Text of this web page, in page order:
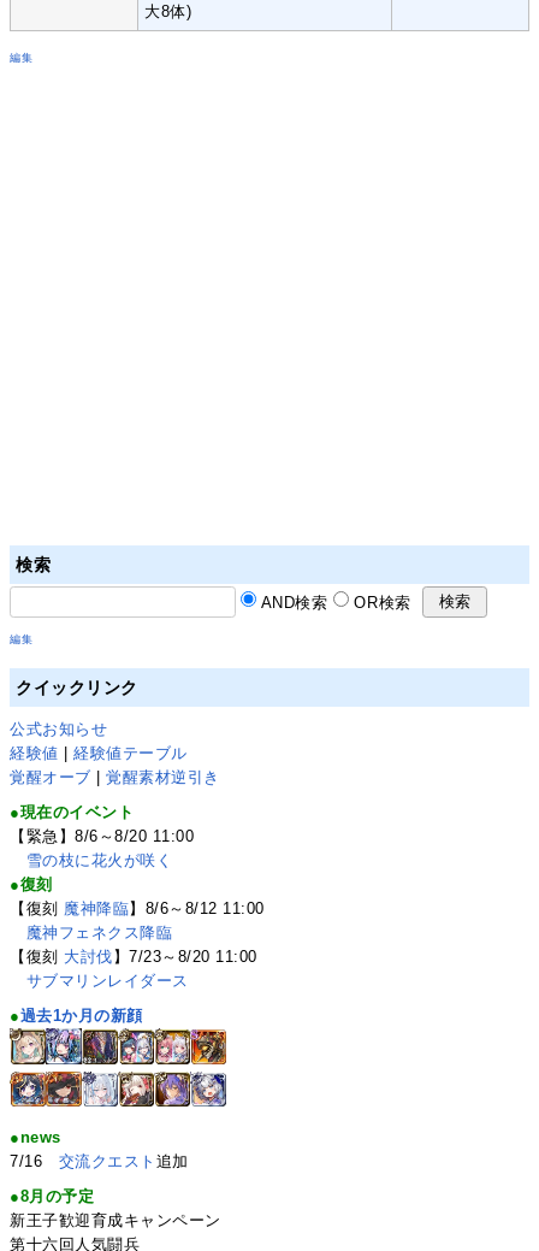
大8体)
編集
検索
AND検索 OR検索
編集
クイックリンク
公式お知らせ
経験値 |経験値テーブル
覚醒オーブ |覚醒素材逆引き
●現在のイベント
【緊急】8/6～8/20 11:00
雪の枝に花火が咲く
●復刻
【復刻 魔神降臨】8/6～8/12 11:00
魔神フェネクス降臨
【復刻 大討伐 】7/23～8/20 11:00
サブマリンレイダース
●過去1か月の新顔
●news
7/16 交流クエスト 追加
●8月の予定
新王子歓迎育成キャンペーン
第十六回人気闘兵